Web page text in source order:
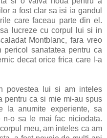
a fost clar sa isi ia gandul
care faceau parte din el.
lucreze cu corpul lui si in
Montblanc, fara vreo
sanatatea pentru ca
decat orice frica care l-a
povestea lui si am inteles
pentru ca si mie mi-au spus
la anumite experiente, sa
o sa le mai fac niciodata.
meu, am inteles ca am